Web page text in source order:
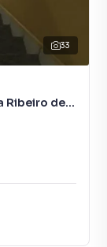
33
Ribeiro de